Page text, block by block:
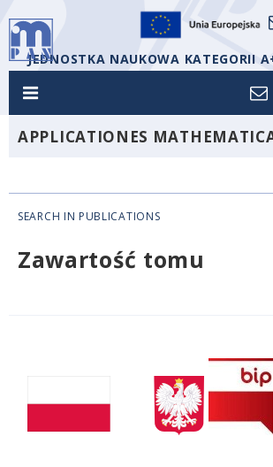
JEDNOSTKA NAUKOWA KATEGORII
APPLICATIONES
SEARCH IN PUBLICATIONS
Zawartość tomu